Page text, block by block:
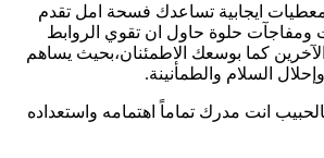
معطيات ايجابية تساعدك فسحة امل تقدم
ومفاجآت حلوة حاول ان تقوي الروابط
كما بوسعك الاطمئنان،بحيث يساهم
السلام والطمأنينة.
انت مدرك تماماً اهتمامه واستعداده